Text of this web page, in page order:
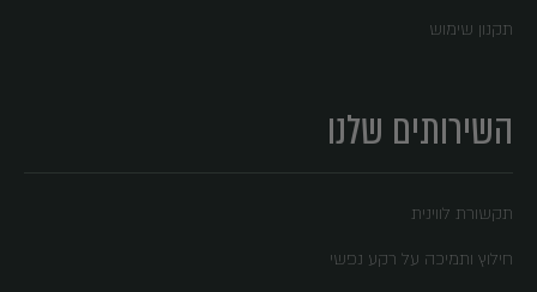
תקנון שימוש
השירותים שלנו
תקשורת לווינית
חילוץ ותמיכה על רקע נפשי